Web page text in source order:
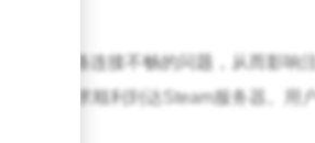
遇到网络连接不畅的问题，从而影响
注册请求顺利到达Steam服务器。用
注册。